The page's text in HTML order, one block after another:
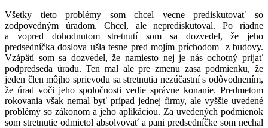
Všetky tieto problémy som chcel vecne prediskutovať so
zodpovedným úradom. Chcel, ale neprediskutoval. Po riadne
a vopred dohodnutom stretnutí som sa dozvedel, že jeho
predsedníčka doslova ušla tesne pred mojím príchodom z budovy.
Vzápätí som sa dozvedel, že namiesto nej je nás ochotný prijať
podpredseda úradu. Ten mal ale pre zmenu zasa podmienku, že
jeden člen môjho sprievodu sa stretnutia nezúčastní s odôvodnením,
že úrad voči jeho spoločnosti vedie správne konanie. Predmetom
rokovania však nemal byť prípad jednej firmy, ale vyššie uvedené
problémy so zákonom a jeho aplikáciou. Za uvedených podmienok
som stretnutie odmietol absolvovať a pani predsedníčke som nechal